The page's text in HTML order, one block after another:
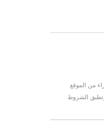
من الموقع
والاستبدال خلال 14 يوم وتطبق الشروط